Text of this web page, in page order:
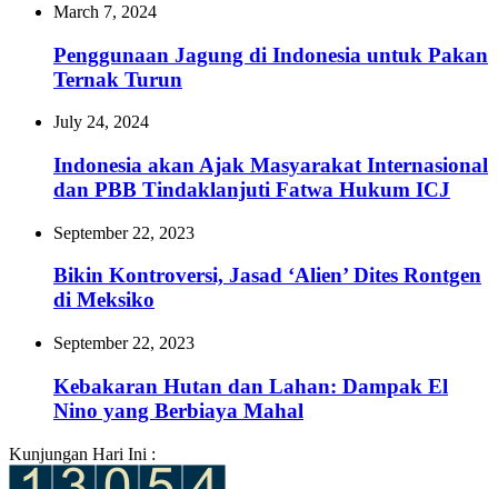
March 7, 2024
Penggunaan Jagung di Indonesia untuk Pakan
Ternak Turun
July 24, 2024
Indonesia akan Ajak Masyarakat Internasional
dan PBB Tindaklanjuti Fatwa Hukum ICJ
September 22, 2023
Bikin Kontroversi, Jasad ‘Alien’ Dites Rontgen
di Meksiko
September 22, 2023
Kebakaran Hutan dan Lahan: Dampak El
Nino yang Berbiaya Mahal
Kunjungan Hari Ini :